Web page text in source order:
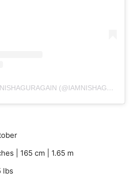
A POST SHARED BY NISHAGURAGAIN (@IAMNISHAGURAGAIN)
| 165 cm | 1.65 m
lbs